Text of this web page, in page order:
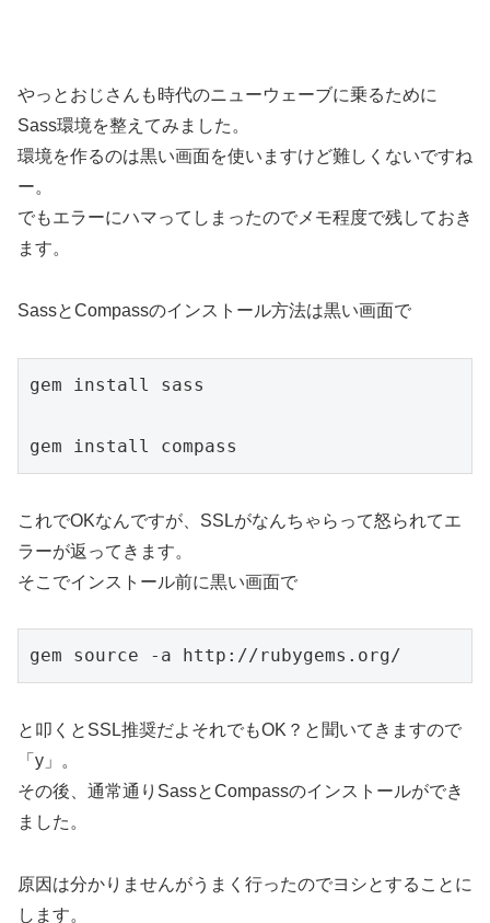
やっとおじさんも時代のニューウェーブに乗るために
Sass環境を整えてみました。
環境を作るのは黒い画面を使いますけど難しくないですね
ー。
でもエラーにハマってしまったのでメモ程度で残しておき
ます。
SassとCompassのインストール方法は黒い画面で
gem install sass
gem install compass
これでOKなんですが、SSLがなんちゃらって怒られてエ
ラーが返ってきます。
そこでインストール前に黒い画面で
gem source -a http://rubygems.org/
と叩くとSSL推奨だよそれでもOK？と聞いてきますので
「y」。
その後、通常通りSassとCompassのインストールができ
ました。
原因は分かりませんがうまく行ったのでヨシとすることに
します。